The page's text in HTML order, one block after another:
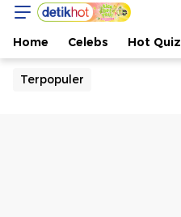
Home Celebs Hot Quiz
Terpopuler